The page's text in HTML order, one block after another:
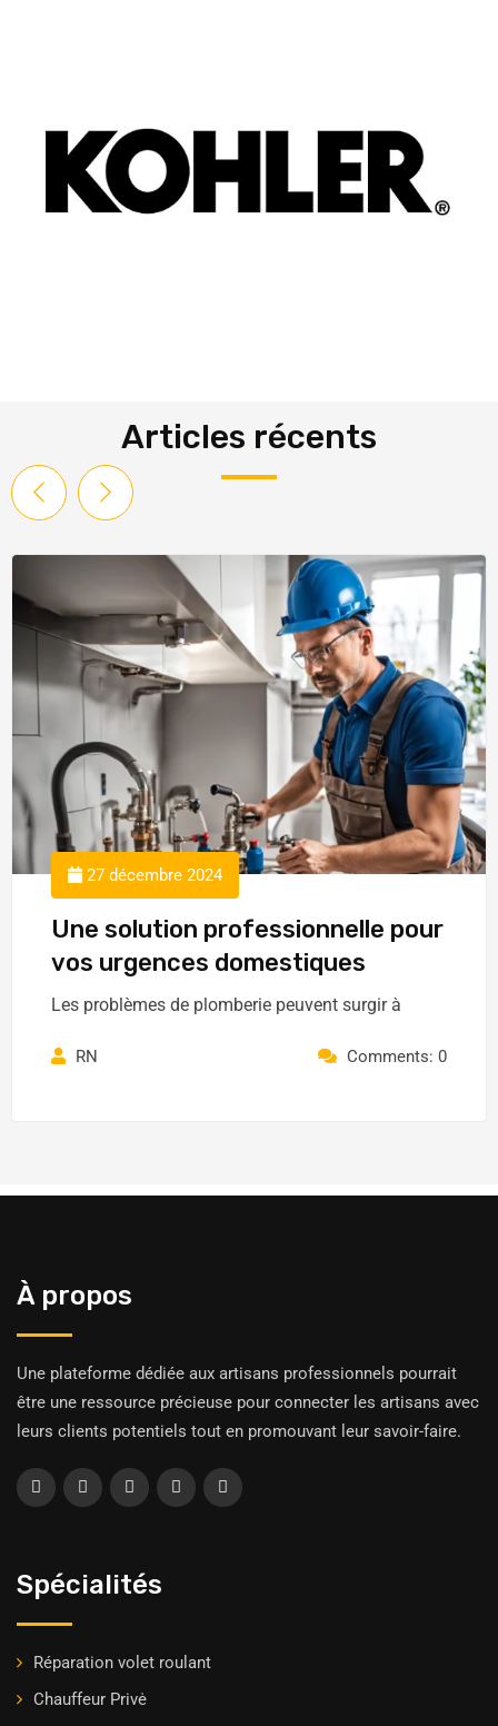
Articles récents
27 décembre 2024
Une solution professionnelle pour
vos urgences domestiques
Les problèmes de plomberie peuvent surgir à
RN Comments: 0
À propos
Une plateforme dédiée aux artisans professionnels pourrait
être une ressource précieuse pour connecter les artisans avec
leurs clients potentiels tout en promouvant leur savoir-faire.
Spécialités
Réparation volet roulant
Chauffeur Privė